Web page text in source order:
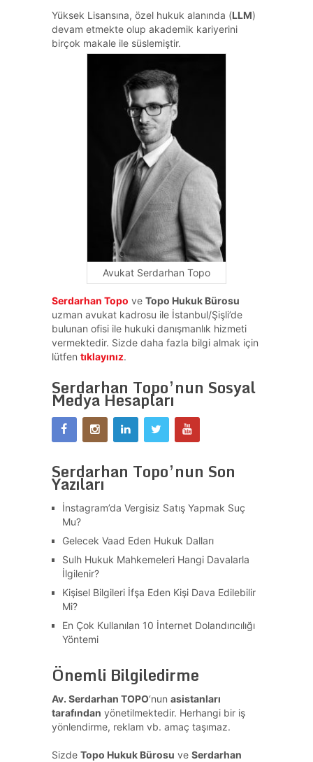
Yüksek Lisansına, özel hukuk alanında (LLM)
devam etmekte olup akademik kariyerini
birçok makale ile süslemiştir.
Avukat Serdarhan Topo
Serdarhan Topo ve Topo Hukuk Bürosu
uzman avukat kadrosu ile İstanbul/Şişli’de
bulunan ofisi ile hukuki danışmanlık hizmeti
vermektedir. Sizde daha fazla bilgi almak için
lütfen tıklayınız.
Serdarhan Topo’nun Sosyal
Medya Hesapları
Serdarhan Topo’nun Son
Yazıları
İnstagram’da Vergisiz Satış Yapmak Suç
Mu?
Gelecek Vaad Eden Hukuk Dalları
Sulh Hukuk Mahkemeleri Hangi Davalarla
İlgilenir?
Kişisel Bilgileri İfşa Eden Kişi Dava Edilebilir
Mi?
En Çok Kullanılan 10 İnternet Dolandırıcılığı
Yöntemi
Önemli Bilgiledirme
Av. Serdarhan TOPO‘nun asistanları
tarafından yönetilmektedir. Herhangi bir iş
yönlendirme, reklam vb. amaç taşımaz.
Sizde Topo Hukuk Bürosu ve Serdarhan